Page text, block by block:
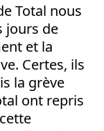
Total nous
jours de
et la
Certes, ils
la grève
ont repris